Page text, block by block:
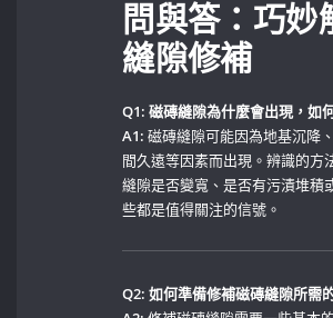
問與答：巧妙
縫隙修補
Q1: 磁磚縫隙為什麼會出現，如
A1: 磁磚縫隙可能因為地基沉降
間久遠等因素而出現。辨識的方
縫隙是否變寬、是否有污漬堆積
些都是值得關注的信號。
Q2: 如何準備修補磁磚縫隙所需